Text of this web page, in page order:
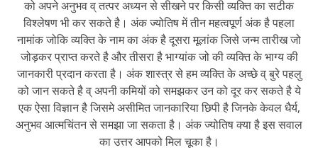
को अपने अनुभव व् तत्पर अध्यन से सीखने पर किसी व्यक्ति का सटीक
विश्लेषण भी कर सकते है। अंक ज्योतिष में तीन महत्वपूर्ण अंक है पहला
नामांक जोकि व्यक्ति के नाम का अंक है दूसरा मूलांक जिसे जन्म तारीख जो
जोड़कर प्राप्त करते है और तीसरा है भाग्यांक जो की व्यक्ति के भाग्य की
जानकारी प्रदान करता है। अंक शास्त्र से हम व्यक्ति के अच्छे व् बुरे पहलु
को जान सकते है व् अपनी कमियों को समझकर उन को दूर कर सकते है ये
एक ऐसा विज्ञान है जिसमे असीमित जानकारिया छिपी है जिनके केवल धैर्य,
अनुभव आत्मचिंतन से समझा जा सकता है। अंक ज्योतिष क्या है इस सवाल
का उत्तर आपको मिल चूका है।